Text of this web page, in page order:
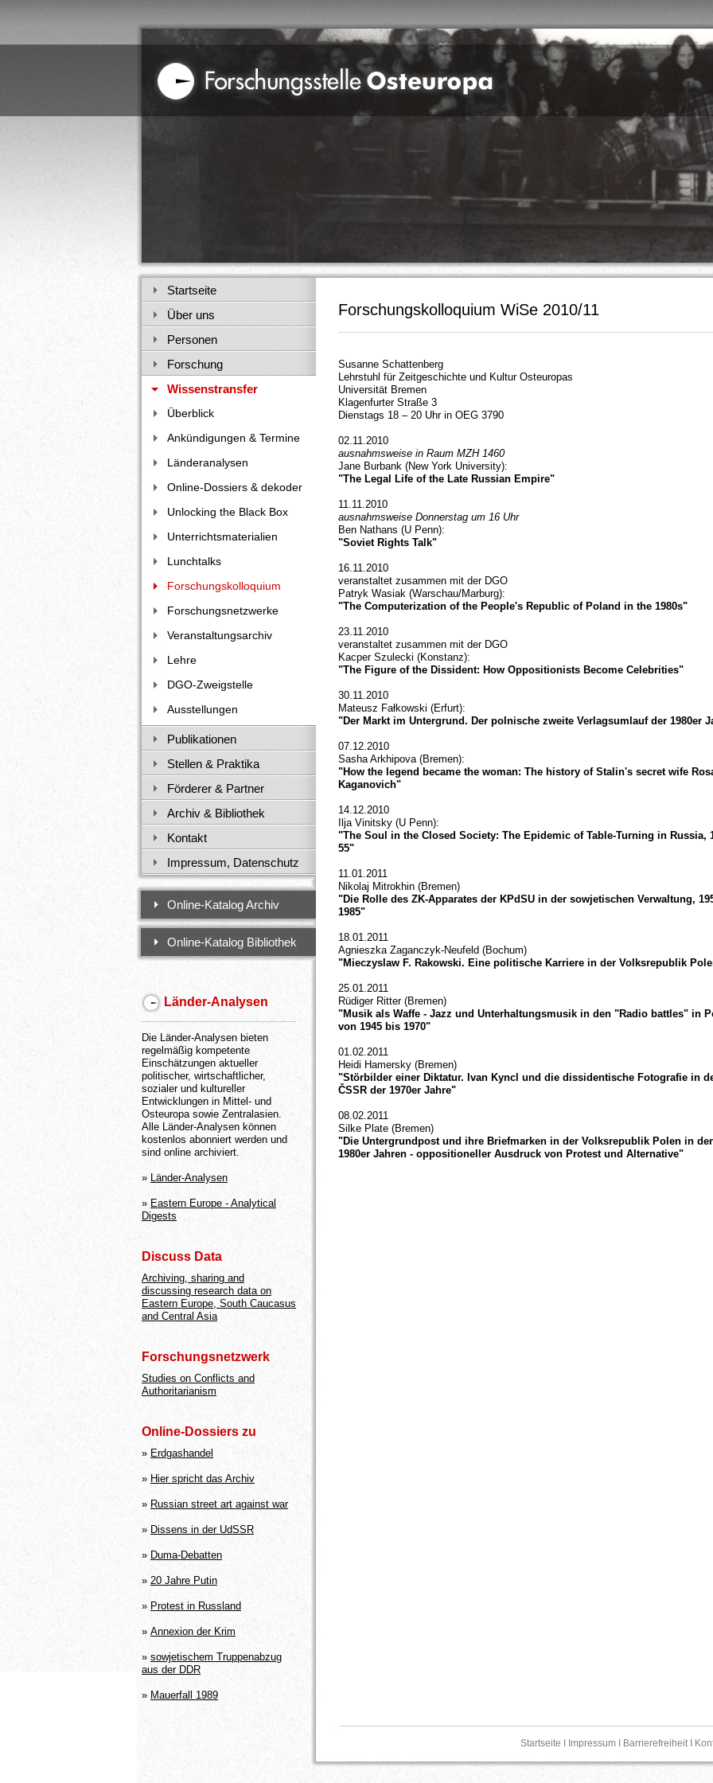
Forschungskolloquium WiSe 2010/11
Susanne Schattenberg
Lehrstuhl für Zeitgeschichte und Kultur Osteuropas
Universität Bremen
Klagenfurter Straße 3
Dienstags 18 – 20 Uhr in OEG 3790
02.11.2010
ausnahmsweise in Raum MZH 1460
Jane Burbank (New York University):
"The Legal Life of the Late Russian Empire"
11.11.2010
ausnahmsweise Donnerstag um 16 Uhr
Ben Nathans (U Penn):
"Soviet Rights Talk"
16.11.2010
veranstaltet zusammen mit der DGO
Patryk Wasiak (Warschau/Marburg):
"The Computerization of the People's Republic of Poland in the 1980s"
23.11.2010
veranstaltet zusammen mit der DGO
Kacper Szulecki (Konstanz):
"The Figure of the Dissident: How Oppositionists Become Celebrities"
30.11.2010
Mateusz Fałkowski (Erfurt):
"Der Markt im Untergrund. Der polnische zweite Verlagsumlauf der 1980er
07.12.2010
Sasha Arkhipova (Bremen):
"How the legend became the woman: The history of Stalin's secret wife
Kaganovich"
14.12.2010
Ilja Vinitsky (U Penn):
"The Soul in the Closed Society: The Epidemic of Table-Turning in Russia,
55"
11.01.2011
Nikolaj Mitrokhin (Bremen)
"Die Rolle des ZK-Apparates der KPdSU in der sowjetischen Verwaltung,
1985"
18.01.2011
Agnieszka Zaganczyk-Neufeld (Bochum)
"Mieczyslaw F. Rakowski. Eine politische Karriere in der Volksrepublik
25.01.2011
Rüdiger Ritter (Bremen)
"Musik als Waffe - Jazz und Unterhaltungsmusik in den "Radio battles" in
von 1945 bis 1970"
01.02.2011
Heidi Hamersky (Bremen)
"Störbilder einer Diktatur. Ivan Kyncl und die dissidentische Fotografie in
ČSSR der 1970er Jahre"
08.02.2011
Silke Plate (Bremen)
"Die Untergrundpost und ihre Briefmarken in der Volksrepublik Polen in
1980er Jahren - oppositioneller Ausdruck von Protest und Alternative"
Startseite
Über uns
Personen
Forschung
Wissenstransfer
Überblick
Ankündigungen & Termine
Länderanalysen
Online-Dossiers & dekoder
Unlocking the Black Box
Unterrichtsmaterialien
Lunchtalks
Forschungskolloquium
Forschungsnetzwerke
Veranstaltungsarchiv
Lehre
DGO-Zweigstelle
Ausstellungen
Publikationen
Stellen & Praktika
Förderer & Partner
Archiv & Bibliothek
Kontakt
Impressum, Datenschutz
Online-Katalog Archiv
Online-Katalog Bibliothek
Länder-Analysen
Die Länder-Analysen bieten
regelmäßig kompetente
Einschätzungen aktueller
politischer, wirtschaftlicher,
sozialer und kultureller
Entwicklungen in Mittel- und
Osteuropa sowie Zentralasien.
Alle Länder-Analysen können
kostenlos abonniert werden und
sind online archiviert.
» Länder-Analysen
» Eastern Europe - Analytical
Digests
Discuss Data
Archiving, sharing and
discussing research data on
Eastern Europe, South Caucasus
and Central Asia
Forschungsnetzwerk
Studies on Conflicts and
Authoritarianism
Online-Dossiers zu
» Erdgashandel
» Hier spricht das Archiv
» Russian street art against war
» Dissens in der UdSSR
» Duma-Debatten
» 20 Jahre Putin
» Protest in Russland
» Annexion der Krim
» sowjetischem Truppenabzug
aus der DDR
» Mauerfall 1989
Startseite Impressum BarrierefreiheitI